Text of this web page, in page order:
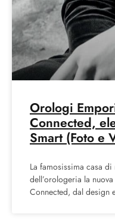
Orologi
Connected,
Smart (Foto e
La famosissima casa
dell’orologeria la
Connected, dal design